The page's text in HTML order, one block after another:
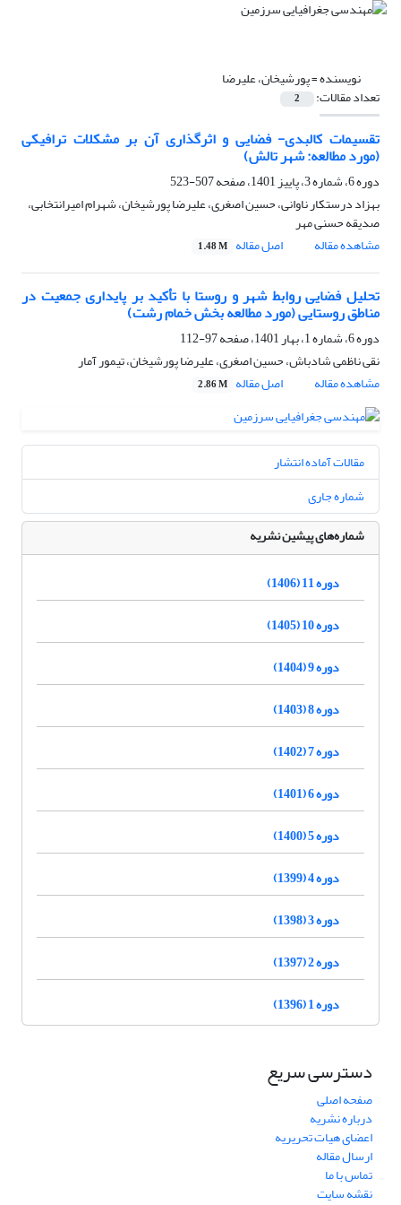
نویسنده =پورشیخان، علیرضا
تعداد مقالات: 2
تقسیمات کالبدی- فضایی و اثرگذاری آن بر مشکلات ترافیکی
(مورد مطالعه: شهر تالش)
دوره 6، شماره 3، پاییز 1401، صفحه
507-523
بهزاد درستکار ناوانی، حسین اصغری، علیرضا پورشیخان، شهرام امیرانتخابی،
صدیقه حسنی مهر
مشاهده مقاله
اصل مقاله 1.48 M
تحلیل فضایی روابط شهر و روستا با تأکید بر پایداری جمعیت در
مناطق روستایی (مورد مطالعه بخش خمام رشت)
دوره 6، شماره 1، بهار 1401، صفحه
97-112
نقی ناظمی شادباش، حسین اصغری، علیرضا پورشیخان، تیمور آمار
مشاهده مقاله
اصل مقاله 2.86 M
مقالات آماده انتشار
شماره جاری
شماره‌های پیشین نشریه
دوره 11 (1406)
دوره 10 (1405)
دوره 9 (1404)
دوره 8 (1403)
دوره 7 (1402)
دوره 6 (1401)
دوره 5 (1400)
دوره 4 (1399)
دوره 3 (1398)
دوره 2 (1397)
دوره 1 (1396)
دسترسی سریع
صفحه اصلی
درباره نشریه
اعضای هیات تحریریه
ارسال مقاله
تماس با ما
نقشه سایت